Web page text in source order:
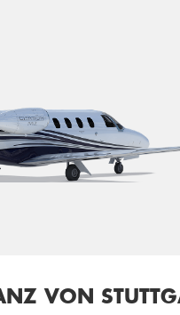
VON